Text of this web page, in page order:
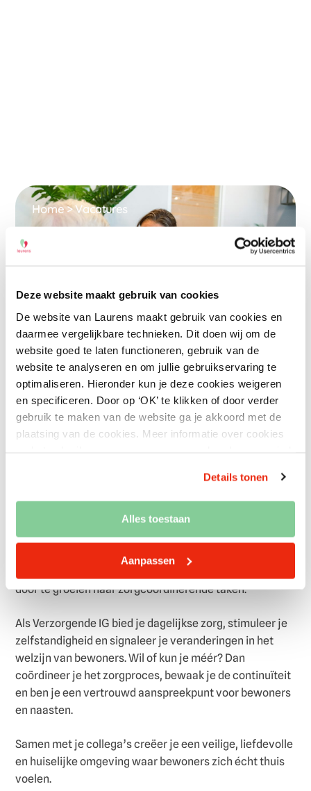
Deze website maakt gebruik van cookies
De website van Laurens maakt gebruik van cookies en
daarmee vergelijkbare technieken. Dit doen wij om de
website goed te laten functioneren, gebruik van de
website te analyseren en om jullie gebruikservaring te
optimaliseren. Hieronder kun je deze cookies weigeren
en specificeren. Door op ‘OK’ te klikken of door verder
gebruik te maken van de website ga je akkoord met de
plaatsing van de cookies. Meer informatie over cookies
Details tonen
Alles toestaan
Aanpassen
24 – 32 uur Rotterdam MBO
€ 2.643,39 – €3.733,75
Home>Vacatures
In het groene Hillegersberg ligt Liduina, een
kleinschalige en huiselijke woonzorglocatie waar
warme, persoonlijke zorg centraal staat. Voor onze
bewoners met lichamelijke beperkingen of dementie
door te groeien naar zorgcoördinerende taken.
Als Verzorgende IG bied je dagelijkse zorg, stimuleer je
zelfstandigheid en signaleer je veranderingen in het
welzijn van bewoners. Wil of kun je méér? Dan
coördineer je het zorgproces, bewaak je de continuïteit
en ben je een vertrouwd aanspreekpunt voor bewoners
en naasten.
Samen met je collega’s creëer je een veilige, liefdevolle
en huiselijke omgeving waar bewoners zich écht thuis
voelen.